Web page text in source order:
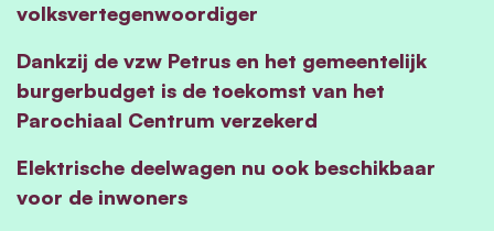
volksvertegenwoordiger
Dankzij de vzw Petrus en het gemeentelijk
burgerbudget is de toekomst van het
Parochiaal Centrum verzekerd
Elektrische deelwagen nu ook beschikbaar
voor de inwoners